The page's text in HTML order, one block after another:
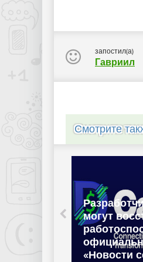
запостил(а)
Гавриил
Смотрите
могут
«Новости